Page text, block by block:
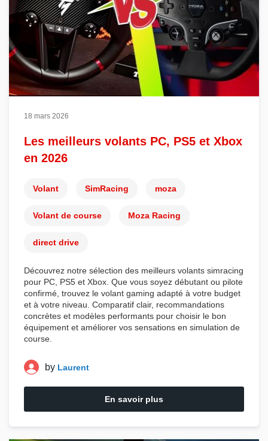
18 mars 2026
Les meilleurs volants PC, PS5 et Xbox
en 2026
Volant SimRacing moza
Volant de course Moza Racing
direct drive
Découvrez notre sélection des meilleurs volants simracing
pour PC PS5 et Xbox . Que vous soyez débutant ou pilote
confirmé, trouvez le volant gaming adapté à votre budget
et à votre niveau. Comparatif clair, recommandations
concrètes et modèles performants pour choisir le bon
équipement et améliorer vos sensations en simulation de
course
by Laurent
En savoir plus